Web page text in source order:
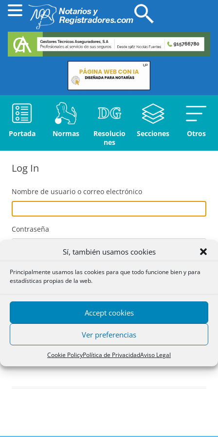
Sí, también usamos cookies
Principalmente usamos las cookies para que todo funcione bien y para
estadísticas propias de la web.
Accept cookies
Ver preferencias
Cookie PolicyPolítica de PrivacidadAviso Legal
Portada Normas
Resolucio
nes
Secciones Otros
Log In
Nombre de usuario o correo electrónico
Contraseña
Acceder
Registro
¿Has olvidado tu contraseña?